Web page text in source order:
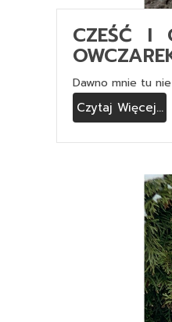
CZEŚĆ I
Dawno mnie tu
Czytaj Więcej...